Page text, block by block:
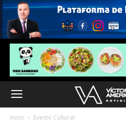
Inicio Evento Cultural